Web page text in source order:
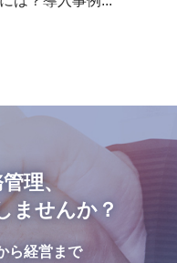
理、
ませんか？
ら経営まで